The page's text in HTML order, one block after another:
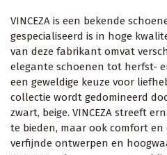
VINCEZA is een bekende
gespecialiseerd is in hoge
van deze fabrikant omvat
elegante schoenen tot herfst-
een geweldige keuze voor
collectie wordt gedomineerd
zwart, beige. VINCEZA streeft
te bieden, maar ook comfort
verfijnde ontwerpen en